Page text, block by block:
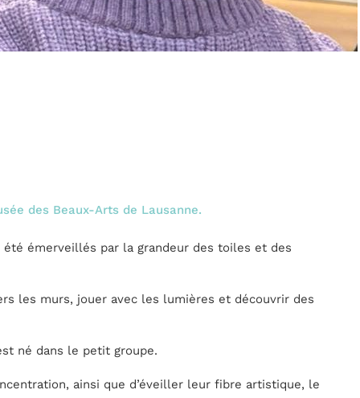
des Beaux-Arts de Lausanne.
émerveillés par la grandeur des toiles et des
les murs, jouer avec les lumières et découvrir des
né dans le petit groupe.
ainsi que d’éveiller leur fibre artistique, le